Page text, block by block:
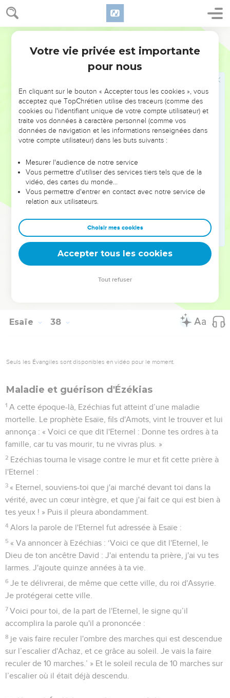
Esaïe 37
porteront du fruit vers le haut.
32 En effet, un reste sortira de Jérusalem, et du mont Sion
des rescapés. Voilà ce que fera le zèle de l'Eternel, le maître
» C'est pourquoi, voici ce que dit l'Eternel à l’intention du
roi d'Assyrie : Il n'entrera pas dans cette ville, il n'y tirera pas
construira pas de retranchements contre elle.
Il repartira par le chemin qu’il a pris à l’aller et il n'entrera
pas dans cette ville, déclare l'Eternel.
Je protégerai cette ville pour la sauver à cause de moi-
Départ des Assyriens, mort de Sennakérib
L'ange de l'Eternel sortit et frappa 185'000 hommes dans
le camp des Assyriens. Quand on se leva le matin, ce
n’étaient plus que des cadavres.
Alors Sanchérib, le roi d'Assyrie, leva le camp et repartit, et
il resta à Ninive.
Un jour où il était prosterné dans le temple de son dieu
Nisroc, ses fils Adrammélec et Sharetser le frappèrent de
Esaïe 38
Seuls les Évangiles sont disponibles en vidéo pour le moment.
Maladie et guérison d'Ézékias
1 A cette époque-là, Ezéchias fut atteint d’une maladie
mortelle. Le prophète Esaïe, fils d'Amots, vint le trouver et lui
annonça : « Voici ce que dit l'Eternel : Donne tes ordres à ta
famille, car tu vas mourir, tu ne vivras plus. »
2 Ezéchias tourna le visage contre le mur et fit cette prière à
l'Eternel :
3 « Eternel, souviens-toi que j'ai marché devant toi dans la
vérité, avec un cœur intègre, et que j'ai fait ce qui est bien à
tes yeux ! » Puis il pleura abondamment.
4 Alors la parole de l'Eternel fut adressée à Esaïe :
5 « Va annoncer à Ezéchias : ‘Voici ce que dit l'Eternel, le
Dieu de ton ancêtre David : J'ai entendu ta prière, j'ai vu tes
larmes. J'ajoute quinze années à ta vie.
6 Je te délivrerai, de même que cette ville, du roi d'Assyrie.
Je protégerai cette ville.
7 Voici pour toi, de la part de l'Eternel, le signe qu’il
accomplira la parole qu'il a prononcée :
8 je vais faire reculer l'ombre des marches qui est descendue
sur l’escalier d'Achaz, et ce grâce au soleil. Je vais la faire
reculer de 10 marches.’ » Et le soleil recula de 10 marches sur
l’escalier où il était déjà descendu.
Votre vie privée est importante
pour nous
En cliquant sur le bouton « Accepter tous les cookies », vous
acceptez que TopChrétien utilise des traceurs (comme des
cookies ou l'identifiant unique de votre compte utilisateur) et
traite vos données à caractère personnel (comme vos
données de navigation et les informations renseignées dans
votre compte utilisateur) dans les buts suivants :
Mesurer l'audience de notre service
Vous permettre d'utiliser des services tiers tels que de la
vidéo, des cartes du monde…
Vous permettre d'entrer en contact avec notre service de
relation aux utilisateurs.
Choisir mes cookies
Accepter tous les cookies
Tout refuser